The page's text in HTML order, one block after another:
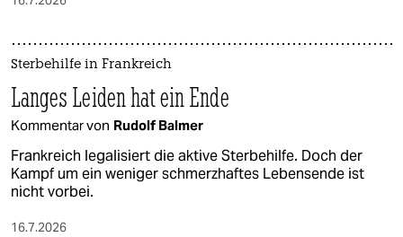
Sterbehilfe in Frankreich
Langes Leiden hat ein Ende
Kommentar von Rudolf Balmer
Frankreich legalisiert die aktive Sterbehilfe. Doch der
Kampf um ein weniger schmerzhaftes Lebensende ist
nicht vorbei.
16.7.2026